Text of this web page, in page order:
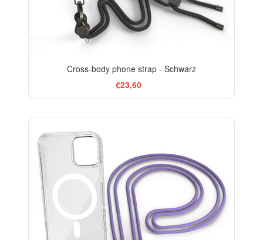
Cross-body phone strap - Schwarz
€23,60